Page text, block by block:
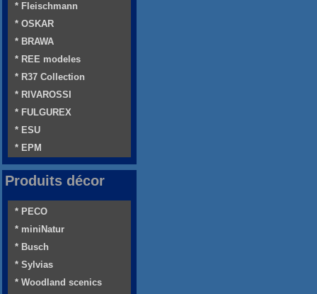
* Fleischmann
* OSKAR
* BRAWA
* REE modeles
* R37 Collection
* RIVAROSSI
* FULGUREX
* ESU
* EPM
Produits décor
* PECO
* miniNatur
* Busch
* Sylvias
* Woodland scenics